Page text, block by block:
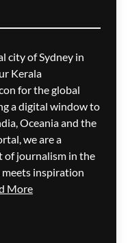
തീപിടിച്ചു;
മലയാളി
ബാധിച്ചു
13 hours ago
city of Sydney in
Kerala
for the global
a digital window to
Oceania and the
we are a
of journalism in the
inspiration
More